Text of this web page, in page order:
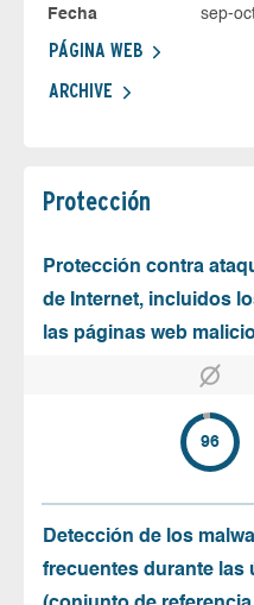
Fecha
sep-
PÁGINA WEB
ARCHIVE
Protección
Protección contra
de Internet, incluidos
las páginas web
96
Detección de los
frecuentes durante las